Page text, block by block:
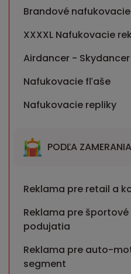
Brandové
XXXXL Nafukovacie
Airdancer - Skydancer
Nafukovacie fľaše
Nafukovacie repliky
PODĽA ZAMERANIA
Reklama pre retail a
Reklama pre športové
podujatia
Reklama pre auto-
segment